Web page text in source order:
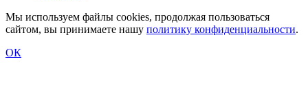
Мы используем файлы cookies, продолжая пользоваться
сайтом, вы принимаете нашу политику конфиденциальности.
ОК